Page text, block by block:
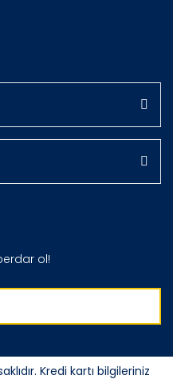
ol!
Kredi kartı bilgileriniz